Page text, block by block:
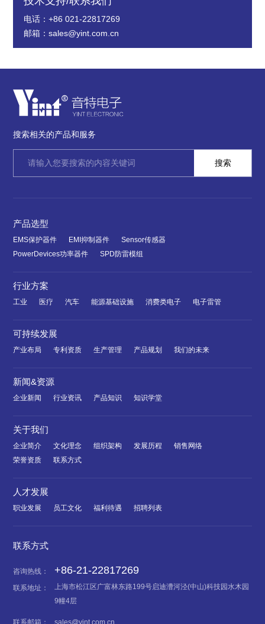
电话：+86 021-22817269
邮箱：sales@yint.com.cn
搜索相关的产品和服务
产品选型
EMS保护器件 EMI抑制器件
Sensor传感器
PowerDevices功率器件
SPD防雷模组
行业方案
工业 医疗 汽车 能源基础设施 消费类电子 电子雷管
可持续发展
产业布局 专利资质 生产管理 产品规划 我们的未来
新闻&资源
企业新闻 行业资讯 产品知识 知识学堂
关于我们
企业简介 文化理念 组织架构 发展历程
销售网络
荣誉资质
联系方式
人才发展
职业发展 员工文化 福利待遇 招聘列表
联系方式
咨询热线： +86-21-22817269
联系地址：
上海市松江区广富林东路199号启迪漕河泾(中山)科技园水木园
9幢4层
联系邮箱： sales@yint.com.cn